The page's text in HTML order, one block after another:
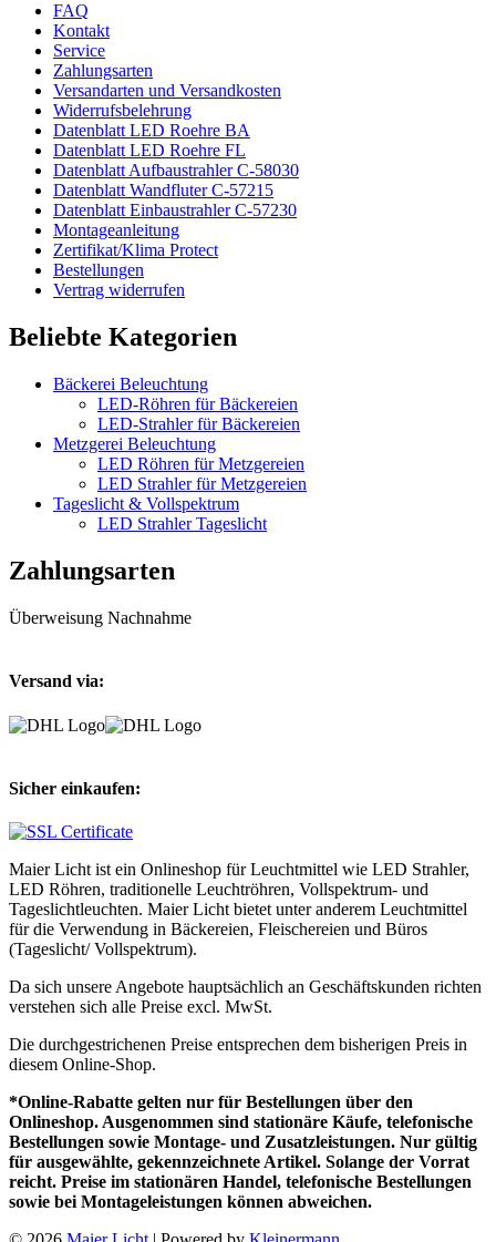
FAQ
Kontakt
Service
Zahlungsarten
Versandarten und Versandkosten
Widerrufsbelehrung
Datenblatt LED Roehre BA
Datenblatt LED Roehre FL
Datenblatt Aufbaustrahler C-58030
Datenblatt Wandfluter C-57215
Datenblatt Einbaustrahler C-57230
Montageanleitung
Zertifikat/Klima Protect
Bestellungen
Vertrag widerrufen
Beliebte Kategorien
Bäckerei Beleuchtung
LED-Röhren für Bäckereien
LED-Strahler für Bäckereien
Metzgerei Beleuchtung
LED Röhren für Metzgereien
LED Strahler für Metzgereien
Tageslicht & Vollspektrum
LED Strahler Tageslicht
Zahlungsarten
Überweisung Nachnahme
Versand via:
Sicher einkaufen:
Maier Licht ist ein Onlineshop für Leuchtmittel wie LED Strahler,
LED Röhren, traditionelle Leuchtröhren, Vollspektrum- und
Tageslichtleuchten. Maier Licht bietet unter anderem Leuchtmittel
für die Verwendung in Bäckereien, Fleischereien und Büros
(Tageslicht/ Vollspektrum).
Da sich unsere Angebote hauptsächlich an Geschäftskunden richten
verstehen sich alle Preise excl. MwSt.
Die durchgestrichenen Preise entsprechen dem bisherigen Preis in
diesem Online-Shop.
*Online-Rabatte gelten nur für Bestellungen über den
Onlineshop. Ausgenommen sind stationäre Käufe, telefonische
Bestellungen sowie Montage- und Zusatzleistungen. Nur gültig
für ausgewählte, gekennzeichnete Artikel. Solange der Vorrat
reicht. Preise im stationären Handel, telefonische Bestellungen
sowie bei Montageleistungen können abweichen.